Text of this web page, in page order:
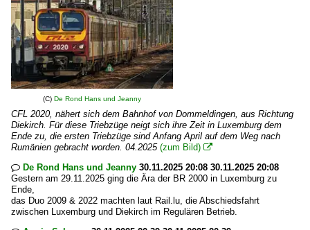
(C) De Rond Hans und Jeanny
CFL 2020, nähert sich dem Bahnhof von Dommeldingen, aus Richtung
Diekirch. Für diese Triebzüge neigt sich ihre Zeit in Luxemburg dem
Ende zu, die ersten Triebzüge sind Anfang April auf dem Weg nach
Rumänien gebracht worden. 04.2025 (zum Bild) 
 De Rond Hans und Jeanny 30.11.2025 20:08 30.11.2025 20:08
Gestern am 29.11.2025 ging die Ära der BR 2000 in Luxemburg zu
Ende,
das Duo 2009 & 2022 machten laut Rail.lu, die Abschiedsfahrt
zwischen Luxemburg und Diekirch im Regulären Betrieb.